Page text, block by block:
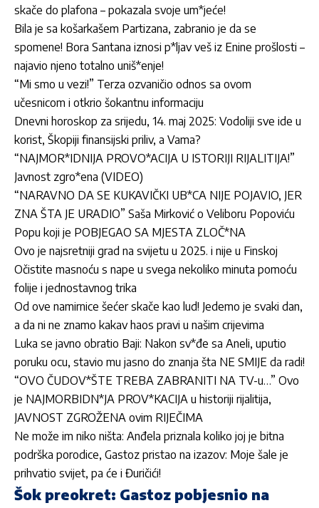
skače do plafona – pokazala svoje um*jeće!
Bila je sa košarkašem Partizana, zabranio je da se
spomene! Bora Santana iznosi p*ljav veš iz Enine prošlosti –
najavio njeno totalno uniš*enje!
“Mi smo u vezi!” Terza ozvaničio odnos sa ovom
učesnicom i otkrio šokantnu informaciju
Dnevni horoskop za srijedu, 14. maj 2025: Vodoliji sve ide u
korist, Škopiji finansijski priliv, a Vama?
“NAJMOR*IDNIJA PROVO*ACIJA U ISTORIJI RIJALITIJA!”
Javnost zgro*ena (VIDEO)
“NARAVNO DA SE KUKAVIČKI UB*CA NIJE POJAVIO, JER
ZNA ŠTA JE URADIO” Saša Mirković o Veliboru Popoviću
Popu koji je POBJEGAO SA MJESTA ZLOČ*NA
Ovo je najsretniji grad na svijetu u 2025. i nije u Finskoj
Očistite masnoću s nape u svega nekoliko minuta pomoću
folije i jednostavnog trika
Od ove namirnice šećer skače kao lud! Jedemo je svaki dan,
a da ni ne znamo kakav haos pravi u našim crijevima
Luka se javno obratio Baji: Nakon sv*đe sa Aneli, uputio
poruku ocu, stavio mu jasno do znanja šta NE SMIJE da radi!
“OVO ČUDOV*ŠTE TREBA ZABRANITI NA TV-u…” Ovo
je NAJMORBIDN*JA PROV*KACIJA u historiji rijalitija,
JAVNOST ZGROŽENA ovim RIJEČIMA
Ne može im niko ništa: Anđela priznala koliko joj je bitna
podrška porodice, Gastoz pristao na izazov: Moje šale je
prihvatio svijet, pa će i Đuričići!
Šok preokret: Gastoz pobjesnio na